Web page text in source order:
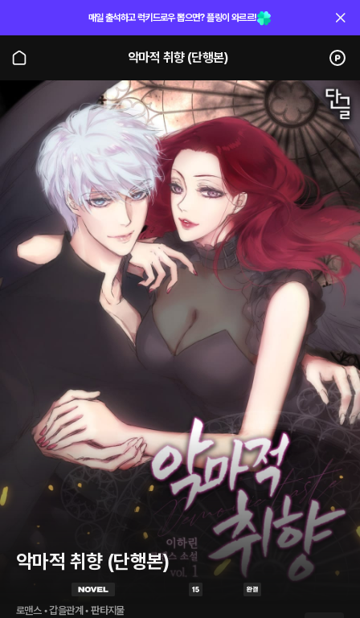
매일 출석하고 럭키드로우 뽑으면? 플링이 와르르!
악마적 취향 (단행본)
악마적 취향 (단행본)
로맨스 • 갑을관계 • 판타지물